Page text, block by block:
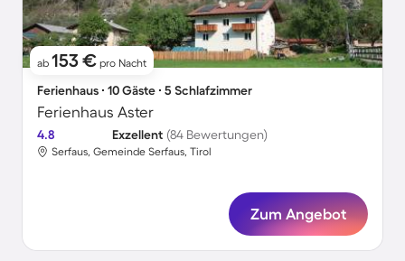
ab 153 € pro Nacht
Ferienhaus ∙ 10 Gäste ∙ 5 Schlafzimmer
Ferienhaus Aster
4.8 Exzellent (84 Bewertungen)
Serfaus, Gemeinde Serfaus, Tirol
Zum Angebot